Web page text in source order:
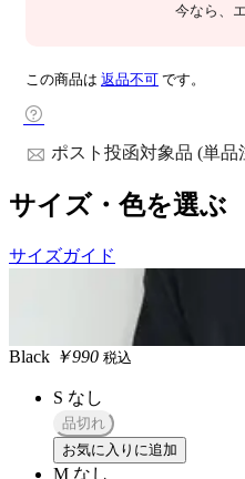
今なら 、
この商品は 返品不可 です。
ポスト投函対象品 (単品
サイズ・色を選ぶ
サイズガイド
Black ￥990 税込
S なし
品切れ
お気に入りに追加
M なし